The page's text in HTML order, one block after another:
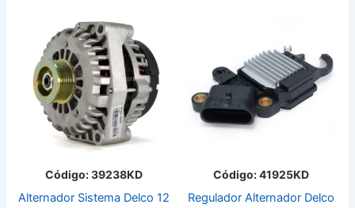
Código: 39238KD
Alternador Sistema Delco 12
Código: 41925KD
Regulador Alternador Delco